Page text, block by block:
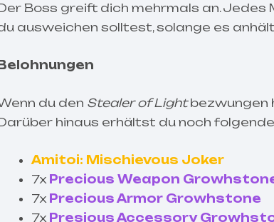
Boss greift dich mehrmals an. Jedes
ausweichen solltest, solange es
du den Stealer of Lightbezwungen
hinaus erhältst du noch
Amitoi: Mischievous Joker
7x Precious Weapon
7x Precious Armor Growhstone
7x Presious Accessory